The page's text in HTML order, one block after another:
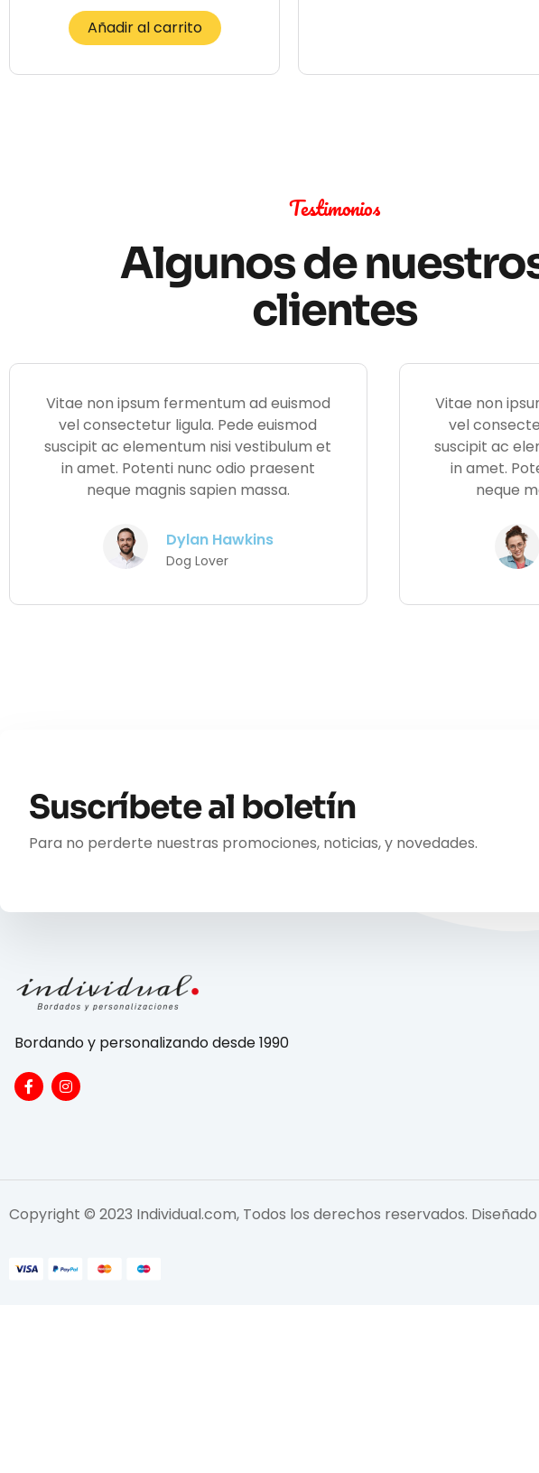
Añadir al carrito
Testimonios
Algunos de
clientes
Vitae non ipsum fermentum ad euismod
vel consectetur ligula. Pede euismod
suscipit ac elementum nisi vestibulum et
in amet. Potenti nunc odio praesent
neque magnis sapien massa.
Dylan Hawkins
Dog Lover
Vitae non
vel
suscipit ac
in amet.
neque
Suscríbete al boletín
Para no perderte nuestras promociones, noticias, y novedades.
Bordando y personalizando desde 1990
Copyright © 2023 Individual.com, Todos los derechos reservados.